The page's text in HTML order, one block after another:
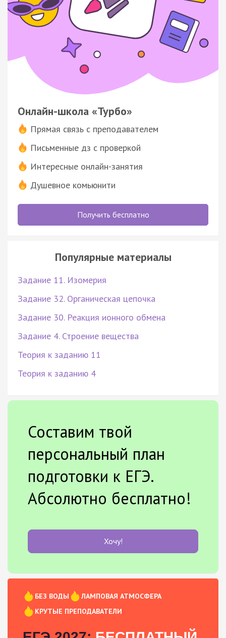
Онлайн-школа «Турбо»
Прямая связь с преподавателем
Письменные дз с проверкой
Интересные онлайн-занятия
Душевное комьюнити
Получить бесплатно
Популярные материалы
Задание 11. Изомерия
Задание 32. Органическая цепочка
Задание 30. Реакция ионного обмена
Задание 4. Строение вещества
Теория к заданию 11
Теория к заданию 4
Составим твой
персональный план
подготовки к ЕГЭ.
Абсолютно бесплатно!
Хочу!
БЕЗ ВОДЫ
ЛАМПОВАЯ АТМОСФЕРА
КРУТЫЕ ПРЕПОДАВАТЕЛИ